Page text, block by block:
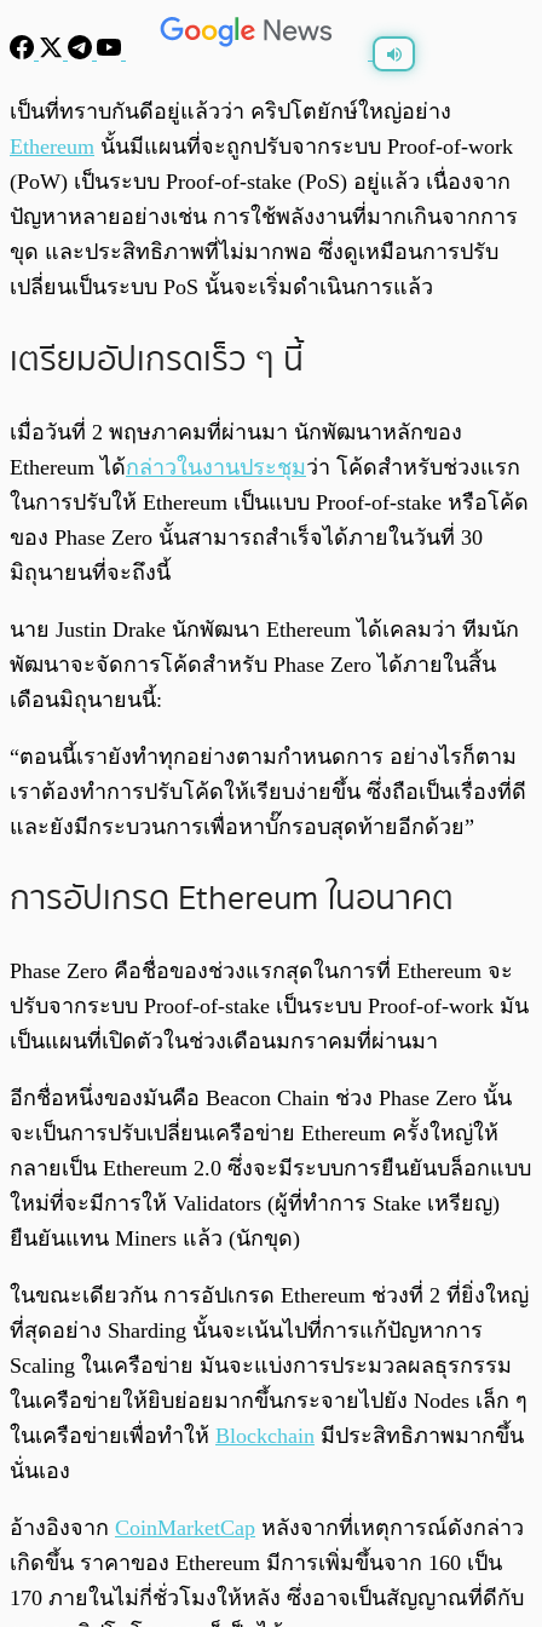
พร้อมเล่น 0:00
เป็นที่ทราบกันดีอยู่แล้วว่า คริปโตยักษ์ใหญ่อย่าง
Ethereum นั้นมีแผนที่จะถูกปรับจากระบบ Proof-of-work
(PoW) เป็นระบบ Proof-of-stake (PoS) อยู่แล้ว เนื่องจาก
ปัญหาหลายอย่างเช่น การใช้พลังงานที่มากเกินจากการ
ขุด และประสิทธิภาพที่ไม่มากพอ ซึ่งดูเหมือนการปรับ
เปลี่ยนเป็นระบบ PoS นั้นจะเริ่มดำเนินการแล้ว
เตรียมอัปเกรดเร็ว ๆ นี้
เมื่อวันที่ 2 พฤษภาคมที่ผ่านมา นักพัฒนาหลักของ
Ethereum ได้กล่าวในงานประชุมว่า โค้ดสำหรับช่วงแรก
ในการปรับให้ Ethereum เป็นแบบ Proof-of-stake หรือโค้ด
ของ Phase Zero นั้นสามารถสำเร็จได้ภายในวันที่ 30
มิถุนายนที่จะถึงนี้
นาย Justin Drake นักพัฒนา Ethereum ได้เคลมว่า ทีมนัก
พัฒนาจะจัดการโค้ดสำหรับ Phase Zero ได้ภายในสิ้น
เดือนมิถุนายนนี้:
“ตอนนี้เรายังทำทุกอย่างตามกำหนดการ อย่างไรก็ตาม
เราต้องทำการปรับโค้ดให้เรียบง่ายขึ้น ซึ่งถือเป็นเรื่องที่ดี
และยังมีกระบวนการเพื่อหาบั๊กรอบสุดท้ายอีกด้วย”
การอัปเกรด Ethereum ในอนาคต
Phase Zero คือชื่อของช่วงแรกสุดในการที่ Ethereum จะ
ปรับจากระบบ Proof-of-stake เป็นระบบ Proof-of-work มัน
เป็นแผนที่เปิดตัวในช่วงเดือนมกราคมที่ผ่านมา
อีกชื่อหนึ่งของมันคือ Beacon Chain ช่วง Phase Zero นั้น
จะเป็นการปรับเปลี่ยนเครือข่าย Ethereum ครั้งใหญ่ให้
กลายเป็น Ethereum 2.0 ซึ่งจะมีระบบการยืนยันบล็อกแบบ
ใหม่ที่จะมีการให้ Validators (ผู้ที่ทำการ Stake เหรียญ)
ยืนยันแทน Miners แล้ว (นักขุด)
ในขณะเดียวกัน การอัปเกรด Ethereum ช่วงที่ 2 ที่ยิ่งใหญ่
ที่สุดอย่าง Sharding นั้นจะเน้นไปที่การแก้ปัญหาการ
Scaling ในเครือข่าย มันจะแบ่งการประมวลผลธุรกรรม
ในเครือข่ายให้ยิบย่อยมากขึ้นกระจายไปยัง Nodes เล็ก ๆ
ในเครือข่ายเพื่อทำให้ Blockchain มีประสิทธิภาพมากขึ้น
นั่นเอง
อ้างอิงจาก CoinMarketCap หลังจากที่เหตุการณ์ดังกล่าว
เกิดขึ้น ราคาของ Ethereum มีการเพิ่มขึ้นจาก 160 เป็น
170 ภายในไม่กี่ชั่วโมงให้หลัง ซึ่งอาจเป็นสัญญาณที่ดีกับ